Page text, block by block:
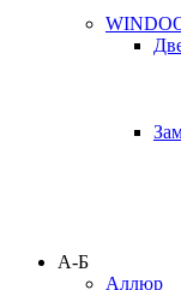
А-Б
Аллюр